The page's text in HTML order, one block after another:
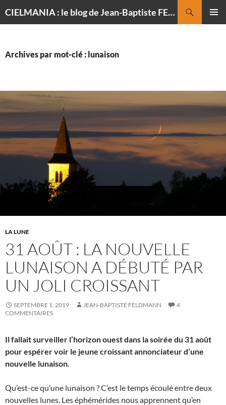
CIELMANIA : le blog de Jean-Baptiste FELDMANN, photographe du ciel
Archives par mot-clé : lunaison
LA LUNE
31 AOÛT : LA NOUVELLE
LUNAISON A DÉBUTÉ PAR
UN JOLI CROISSANT
SEPTEMBRE 1, 2019 JEAN-BAPTISTE FELDMANN
4
COMMENTAIRES
Il fallait surveiller l’horizon ouest dans la soirée du 31 août
pour espérer voir le jeune croissant annonciateur d’une
nouvelle lunaison.
Qu’est-ce qu’une lunaison ? C’est le temps écoulé entre deux
nouvelles lunes. Les éphémérides nous apprennent qu’en